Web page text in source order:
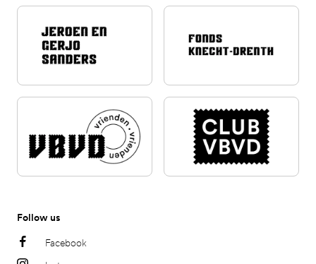
Follow us
Facebook